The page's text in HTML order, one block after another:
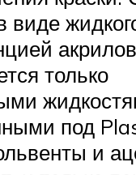
виде
только
под
и